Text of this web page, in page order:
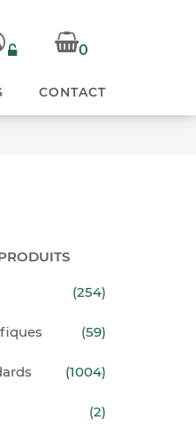
0
CONTACT
(254)
(59)
(1004)
(2)